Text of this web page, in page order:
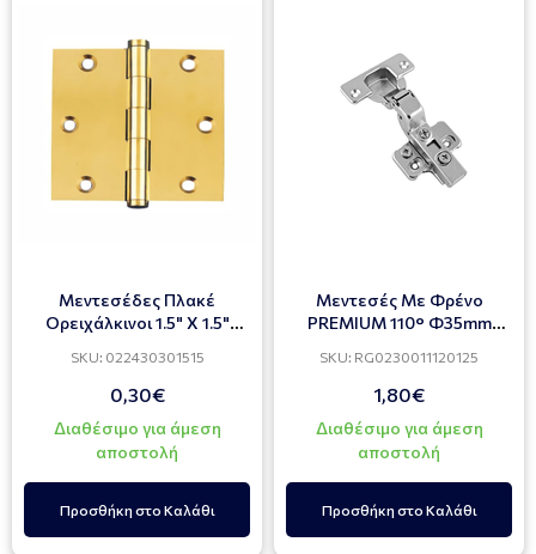
Μεντεσέδες Πλακέ
Ορειχάλκινοι 1.5" X 1.5"
SKU: 022430301515
0,30€
Διαθέσιμο για άμεση
αποστολή
Προσθήκη στο Καλάθι
Mεντεσές Με Φρένο
PREMIUM 110° Φ35mm
(2ΤΜΧ)
SKU: RG0230011120125
1,80€
Διαθέσιμο για άμεση
αποστολή
Προσθήκη στο Καλάθι